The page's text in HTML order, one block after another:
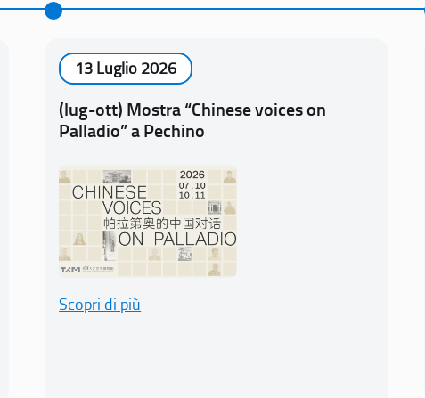
13 Luglio 2026
(lug-ott) Mostra “Chinese voices on
Palladio” a Pechino
Scopri di più